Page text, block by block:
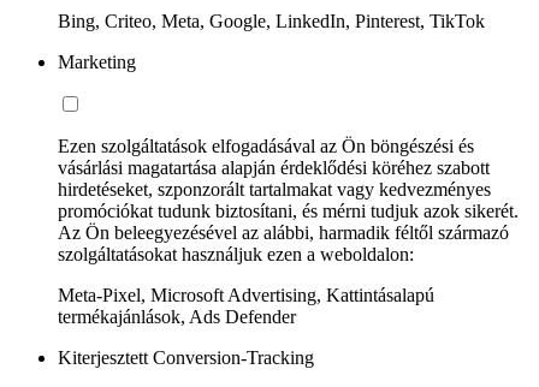
Bing, Criteo, Meta, Google, LinkedIn, Pinterest, TikTok
Marketing
Ezen szolgáltatások elfogadásával az Ön böngészési és
vásárlási magatartása alapján érdeklődési köréhez szabott
hirdetéseket, szponzorált tartalmakat vagy kedvezményes
promóciókat tudunk biztosítani, és mérni tudjuk azok sikerét.
Az Ön beleegyezésével az alábbi, harmadik féltől származó
szolgáltatásokat használjuk ezen a weboldalon:
Meta-Pixel, Microsoft Advertising, Kattintásalapú
termékajánlások, Ads Defender
Kiterjesztett Conversion-Tracking